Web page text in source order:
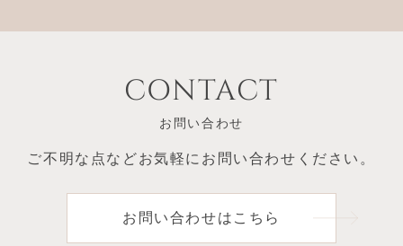
CONTACT
お問い合わせ
ご不明な点などお気軽にお問い合わせください。
お問い合わせはこちら